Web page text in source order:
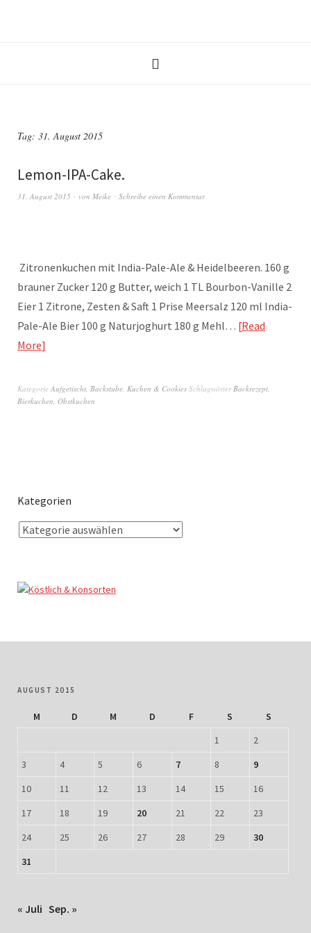
Tag: 31. August 2015
Lemon-IPA-Cake.
31. August 2015 von Meike Schreibe einen Kommentar
Zitronenkuchen mit India-Pale-Ale & Heidelbeeren. 160 g
brauner Zucker 120 g Butter, weich 1 TL Bourbon-Vanille 2
Eier 1 Zitrone, Zesten & Saft 1 Prise Meersalz 120 ml India-
Pale-Ale Bier 100 g Naturjoghurt 180 g Mehl… Read
More
Kategorie Aufgetischt, Backstube, Kuchen & Cookies SchlagwörterBackrezept,
Bierkuchen, Obstkuchen
Kategorien
AUGUST 2015
M D M D F S
S
1
2
3
4 5 6 7 8
9
10
11 12 13 14 15
16
17
18 19 20 21 22
23
24
25 26 27 28 29
30
31
« Juli Sep. »